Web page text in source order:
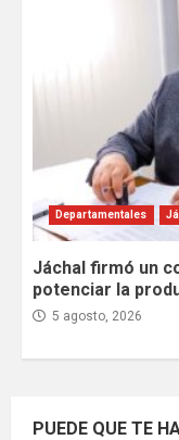
Departamentales
Jáchal firmó un
potenciar la
5 agosto, 2026
PUEDE QUE TE